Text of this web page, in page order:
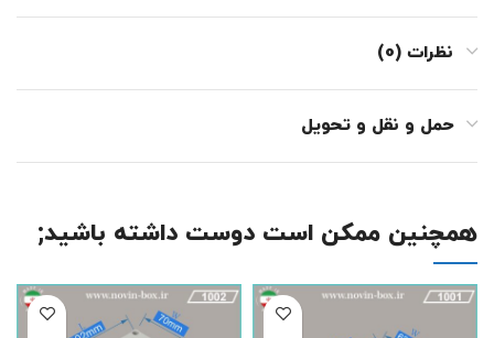
نظرات (0)
حمل و نقل و تحویل
همچنین ممکن است دوست داشته باشید;